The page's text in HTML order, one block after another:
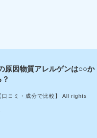
原因物質アレルゲンは○○か
コミ・成分で比較】 All rights